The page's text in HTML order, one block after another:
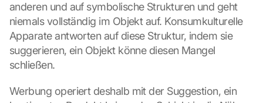
anderen und auf symbolische Strukturen und geht
niemals vollständig im Objekt auf. Konsumkulturelle
Apparate antworten auf diese Struktur, indem sie
suggerieren, ein Objekt könne diesen Mangel
schließen.
Werbung operiert deshalb mit der Suggestion, ein